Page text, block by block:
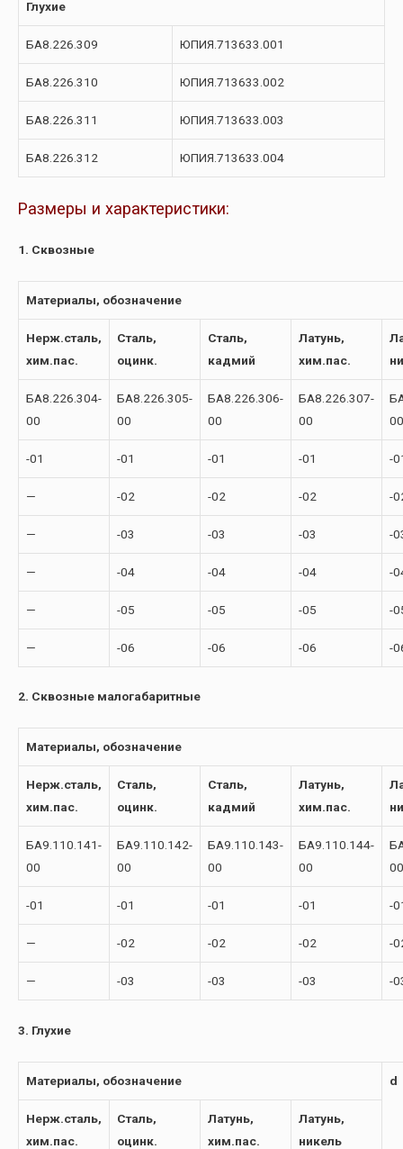
Глухие
БА8.226.309 ЮПИЯ.713633.001
БА8.226.310 ЮПИЯ.713633.002
БА8.226.311 ЮПИЯ.713633.003
БА8.226.312 ЮПИЯ.713633.004
Размеры и характеристики:
1. Сквозные
Материалы, обозначение
Нерж.сталь,
хим.пас.
Сталь,
оцинк.
Сталь,
кадмий
Латунь,
хим.пас.
БА8.226.304-
00
БА8.226.305-
00
БА8.226.306-
00
БА8.226.307-
00
00
-01 -01 -01 -01 -
— -02 -02 -02 -
— -03 -03 -03 -
— -04 -04 -04 -
— -05 -05 -05 -
— -06 -06 -06 -
2. Сквозные малогабаритные
Материалы, обозначение
Нерж.сталь,
хим.пас.
Сталь,
оцинк.
Сталь,
кадмий
Латунь,
хим.пас.
БА9.110.141-
00
БА9.110.142-
00
БА9.110.143-
00
БА9.110.144-
00
00
-01 -01 -01 -01 -
— -02 -02 -02 -
— -03 -03 -03 -
3. Глухие
Материалы, обозначение d
Нерж.сталь,
хим.пас.
Сталь,
оцинк.
Латунь,
хим.пас.
Латунь,
никель